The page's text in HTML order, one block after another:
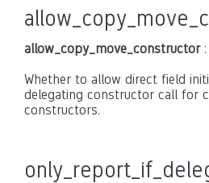
allow_copy_move_constructor:
Whether to allow direct field
delegating constructor call for
constructors.